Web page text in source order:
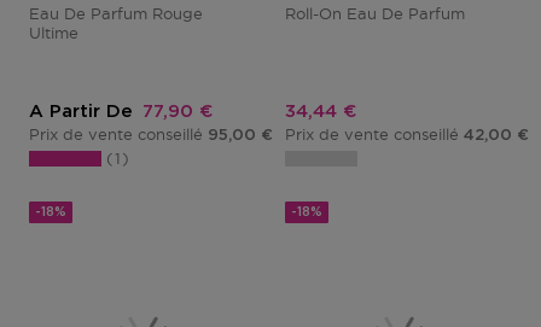
Eau De Parfum Rouge
Ultime
A Partir De Prix promotionnel
77,90 €
Prix de vente conseillé 95,00 €
1
Roll-On Eau De Parfum
Prix promotionnel
34,44 €
Prix de vente conseillé 42,00 €
-18% -18%